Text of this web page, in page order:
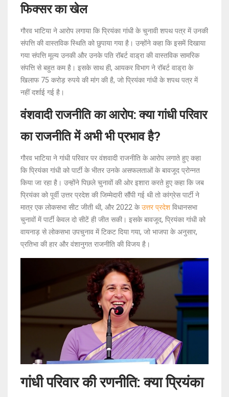
फिक्सर का खेल
गौरव भाटिया ने आरोप लगाया कि प्रियंका गांधी के चुनावी शपथ पत्र में उनकी
संपत्ति की वास्तविक स्थिति को छुपाया गया है। उन्होंने कहा कि इसमें दिखाया
गया संपत्ति मूल्य उनकी और उनके पति रॉबर्ट वाड्रा की वास्तविक सामरिक
संपत्ति से बहुत कम है। इसके साथ ही, आयकर विभाग ने रॉबर्ट वाड्रा के
खिलाफ 75 करोड़ रुपये की मांग की है, जो प्रियंका गांधी के शपथ पत्र में
नहीं दर्शाई गई है।
वंशवादी राजनीति का आरोप: क्या गांधी परिवार
का राजनीति में अभी भी प्रभाव है?
गौरव भाटिया ने गांधी परिवार पर वंशवादी राजनीति के आरोप लगाते हुए कहा
कि प्रियंका गांधी को पार्टी के भीतर उनके असफलताओं के बावजूद प्रोन्नत
किया जा रहा है। उन्होंने पिछले चुनावों की ओर इशारा करते हुए कहा कि जब
प्रियंका को पूर्वी उत्तर प्रदेश की जिम्मेदारी सौंपी गई थी तो कांग्रेस पार्टी ने
मात्र एक लोकसभा सीट जीती थी, और 2022 केउत्तर प्रदेश विधानसभा
चुनावों में पार्टी केवल दो सीटें ही जीत सकी। इसके बावजूद, प्रियंका गांधी को
वायनाड़ से लोकसभा उपचुनाव में टिकट दिया गया, जो भाजपा के अनुसार,
प्रतिभा की हार और वंशानुगत राजनीति की विजय है।
गांधी परिवार की रणनीति: क्या प्रियंका